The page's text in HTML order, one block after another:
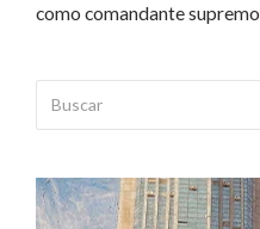
como comandante supremo